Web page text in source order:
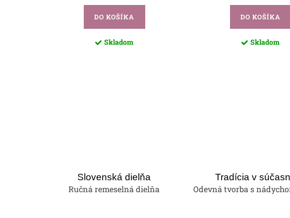
DO KOŠÍKA
Skladom
DO KOŠÍKA
Skladom
Slovenská dielňa
Ručná remeselná dielňa
Tradícia v
Odevná tvorba s